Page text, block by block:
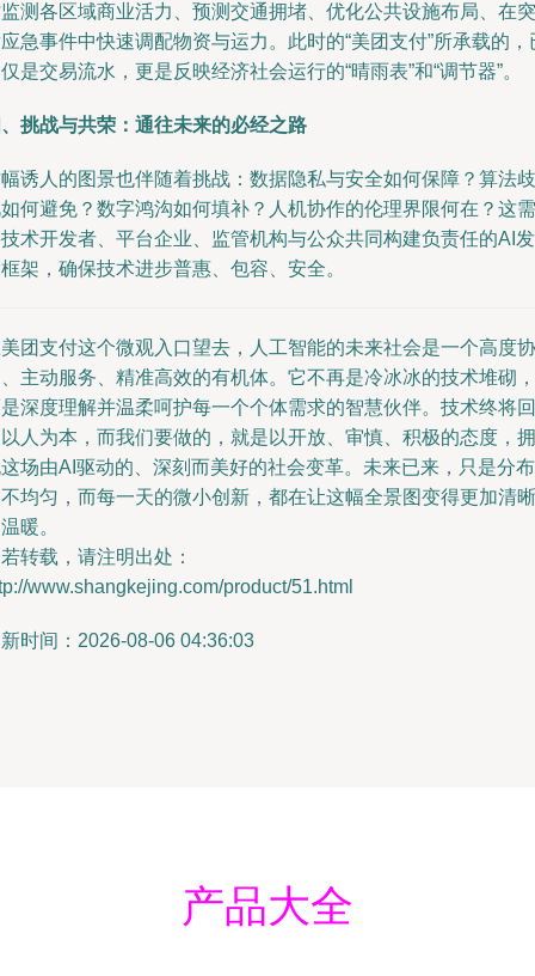
测各区域商业活力、预测交通拥堵、优化公共设施布局、在突
急事件中快速调配物资与运力。此时的“美团支付”所承载的，
是交易流水，更是反映经济社会运行的“晴雨表”和“调节器”。
挑战与共荣：通往未来的必经之路
诱人的图景也伴随着挑战：数据隐私与安全如何保障？算法歧
何避免？数字鸿沟如何填补？人机协作的伦理界限何在？这需
术开发者、平台企业、监管机构与公众共同构建负责任的AI发
架，确保技术进步普惠、包容、安全。
团支付这个微观入口望去，人工智能的未来社会是一个高度协
主动服务、精准高效的有机体。它不再是冷冰冰的技术堆砌，
深度理解并温柔呵护每一个个体需求的智慧伙伴。技术终将回
人为本，而我们要做的，就是以开放、审慎、积极的态度，拥
场由AI驱动的、深刻而美好的社会变革。未来已来，只是分布
均匀，而每一天的微小创新，都在让这幅全景图变得更加清晰
暖。
转载，请注明出处：
www.shangkejing.com/product/51.html
时间：2026-08-06 04:36:03
产品大全